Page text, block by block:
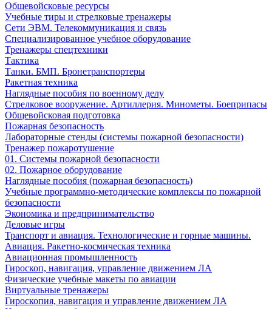
Общевойсковые ресурсы
Учебные тиры и стрелковые тренажеры
Сети ЭВМ. Телекоммуникация и связь
Специализированное учебное оборудование
Тренажеры спецтехники
Тактика
Танки. БМП. Бронетранспортеры
Ракетная техника
Наглядные пособия по военному делу
Стрелковое вооружение. Артиллерия. Минометы. Боеприпасы
Общевойсковая подготовка
Пожарная безопасность
Лабораторные стенды (системы пожарной безопасности)
Тренажер пожаротушение
01. Системы пожарной безопасности
02. Пожарное оборудование
Наглядные пособия (пожарная безопасность)
Учебные программно-методические комплексы по пожарной
безопасности
Экономика и предпринимательство
Деловые игры
Транспорт и авиация. Технологические и горные машины.
Авиация. Ракетно-космическая техника
Авиационная промышленность
Гироскоп, навигация, управление движением ЛА
Физические учебные макеты по авиации
Виртуальные тренажеры
Гироскопия, навигация и управление движением ЛА